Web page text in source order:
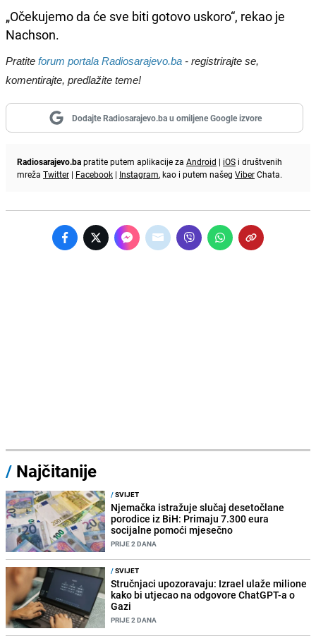
„Očekujemo da će sve biti gotovo uskoro“, rekao je
Nachson.
Pratite forum portala Radiosarajevo.ba - registrirajte se,
komentirajte, predlažite teme!
Dodajte Radiosarajevo.ba u omiljene Google izvore
Radiosarajevo.bapratite putem aplikacije za Android | iOS i društvenih
mreža Twitter | Facebook | Instagram, kao i putem našeg ViberChata.
/ Najčitanije
/SVIJET
Njemačka istražuje slučaj desetočlane
porodice iz BiH: Primaju 7.300 eura
socijalne pomoći mjesečno
PRIJE 2 DANA
/SVIJET
Stručnjaci upozoravaju: Izrael ulaže milione
kako bi utjecao na odgovore ChatGPT-a o
Gazi
PRIJE 2 DANA